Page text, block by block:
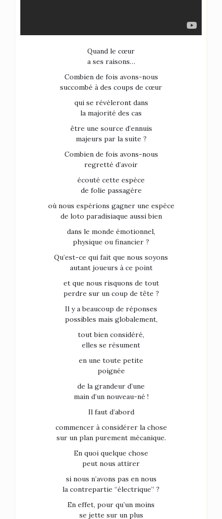
Quand le cœur
a ses raisons…
Combien de fois avons-nous
succombé à des coups de cœur
qui se révéleront dans
la majorité des cas
être une source d’ennuis
majeurs par la suite ?
Combien de fois avons-nous
regretté d’avoir
écouté cette espèce
de folie passagère
où nous espérions gagner une espèce
de loto paradisiaque aussi bien
dans le monde émotionnel,
physique ou financier ?
Qu’est-ce qui fait que nous soyons
autant joueurs à ce point
et que nous risquons de tout
perdre sur un coup de tête ?
Il y a beaucoup de réponses
possibles mais globalement,
tout bien considéré,
elles se résument
en une toute petite
poignée
de la grandeur d’une
main d’un nouveau-né !
Il faut d’abord
commencer à considérer la chose
sur un plan purement mécanique.
En quoi quelque chose
peut nous attirer
si nous n’avons pas en nous
la contrepartie “électrique” ?
En effet, pour qu’un moins
se jette sur un plus